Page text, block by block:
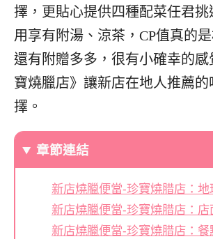
擇，更貼心提供四種配菜任君挑
用享有附湯、涼茶，CP值真的
還有附贈多多，很有小確幸的
寶燒臘店》讓新店在地人推薦的
擇。
章節連結
新店燒臘便當-珍寶燒腊店：地
新店燒臘便當-珍寶燒腊店：店
新店燒臘便當-珍寶燒腊店：餐